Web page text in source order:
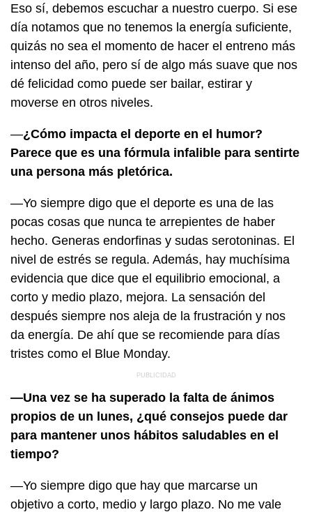
Eso sí, debemos escuchar a nuestro cuerpo. Si ese
día notamos que no tenemos la energía suficiente,
quizás no sea el momento de hacer el entreno más
intenso del año, pero sí de algo más suave que nos
dé felicidad como puede ser bailar, estirar y
moverse en otros niveles.
—¿Cómo impacta el deporte en el humor?
Parece que es una fórmula infalible para sentirte
una persona más pletórica.
—Yo siempre digo que el deporte es una de las
pocas cosas que nunca te arrepientes de haber
hecho. Generas endorfinas y sudas serotoninas. El
nivel de estrés se regula. Además, hay muchísima
evidencia que dice que el equilibrio emocional, a
corto y medio plazo, mejora. La sensación del
después siempre nos aleja de la frustración y nos
da energía. De ahí que se recomiende para días
tristes como el Blue Monday.
—Una vez se ha superado la falta de ánimos
propios de un lunes, ¿qué consejos puede dar
para mantener unos hábitos saludables en el
tiempo?
—Yo siempre digo que hay que marcarse un
objetivo a corto, medio y largo plazo. No me vale